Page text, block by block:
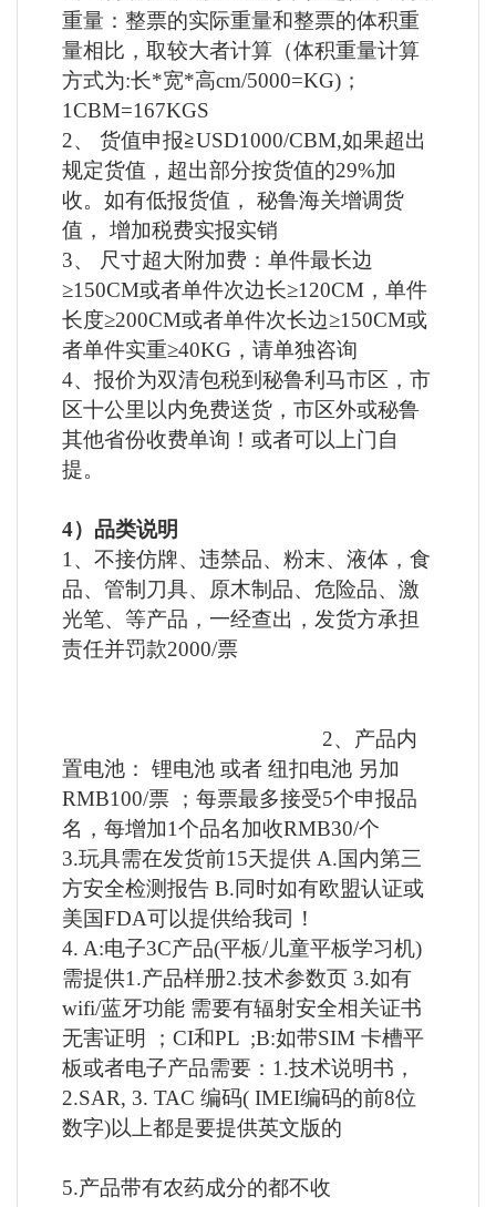
重量：整票的实际重量和整票的体积重
量相比，取较大者计算（体积重量计算
方式为:长*宽*高cm/5000=KG)；
1CBM=167KGS
2、 货值申报≧USD1000/CBM,如果超出
规定货值，超出部分按货值的29%加
收。如有低报货值， 秘鲁海关增调货
值， 增加税费实报实销
3、 尺寸超大附加费：单件最长边
≥150CM或者单件次边长≥120CM，单件
长度≥200CM或者单件次长边≥150CM或
者单件实重≥40KG，请单独咨询
4、报价为双清包税到秘鲁利马市区，市
区十公里以内免费送货，市区外或秘鲁
其他省份收费单询！或者可以上门自
提。
4）品类说明
1、不接仿牌、违禁品、粉末、液体，食
品、管制刀具、原木制品、危险品、激
光笔、等产品，一经查出，发货方承担
责任并罚款2000/票
2、产品内
置电池： 锂电池 或者 纽扣电池 另加
RMB100/票 ；每票最多接受5个申报品
名，每增加1个品名加收RMB30/个
3.玩具需在发货前15天提供 A.国内第三
方安全检测报告 B.同时如有欧盟认证或
美国FDA可以提供给我司！
4. A:电子3C产品(平板/儿童平板学习机)
需提供1.产品样册2.技术参数页 3.如有
wifi/蓝牙功能 需要有辐射安全相关证书
无害证明 ；CI和PL ;B:如带SIM 卡槽平
板或者电子产品需要：1.技术说明书，
2.SAR, 3. TAC 编码( IMEI编码的前8位
数字)以上都是要提供英文版的
5.产品带有农药成分的都不收